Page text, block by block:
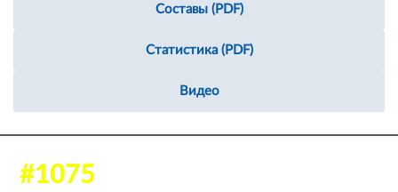
Составы (PDF)
Статистика (PDF)
Видео
#1075